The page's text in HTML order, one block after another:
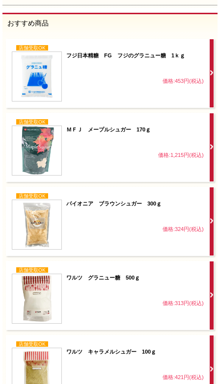
おすすめ商品
店舗受取OK
フジ日本精糖 FG フジのグラニュー糖 1ｋｇ
価格:453円(税込)
店舗受取OK
ＭＦＪ メープルシュガー 170ｇ
価格:1,215円(税込)
店舗受取OK
パイオニア ブラウンシュガー 300ｇ
価格:324円(税込)
店舗受取OK
ワルツ グラニュー糖 500ｇ
価格:313円(税込)
店舗受取OK
ワルツ キャラメルシュガー 100ｇ
価格:421円(税込)